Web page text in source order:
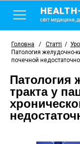
світ медицини,
Головна / Статті /
Патология желудочно-
почечной
Патология
тракта у